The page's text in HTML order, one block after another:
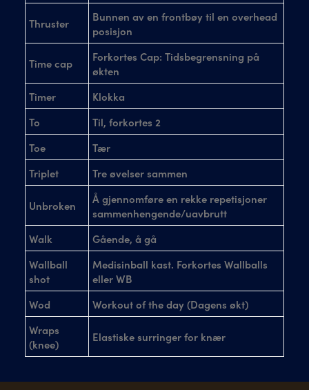
Thruster
Bunnen av en frontbøy til en overhead
posisjon
Time cap
Forkortes Cap: Tidsbegrensning på
økten
Timer
Klokka
To
Til, forkortes 2
Toe
Tær
Triplet
Tre øvelser sammen
Unbroken
Å gjennomføre en rekke repetisjoner
sammenhengende/uavbrutt
Walk
Gående, å gå
Wallball
shot
Medisinball kast. Forkortes Wallballs
eller WB
Wod
Workout of the day (Dagens økt)
Wraps
(knee)
Elastiske surringer for knær